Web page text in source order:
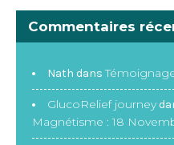
Commentaires
Nath dans
GlucoRelief journey
Magnétisme : 18